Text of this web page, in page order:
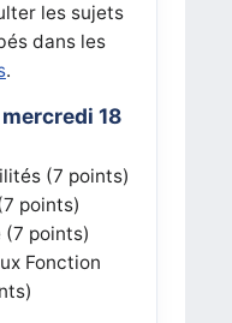
les sujets
dans les
.
18
(7 points)
points)
(7 points)
Fonction